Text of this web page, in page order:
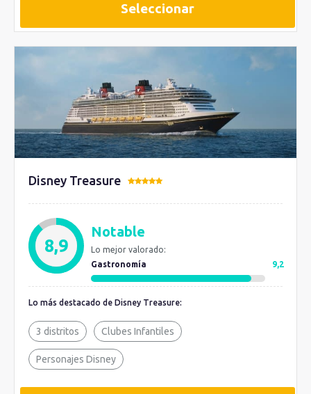
Seleccionar
Disney Treasure
8,9
Notable
Lo mejor valorado:
Gastronomía
9,2
Lo más destacado de Disney Treasure:
3 distritos Clubes Infantiles
Personajes Disney